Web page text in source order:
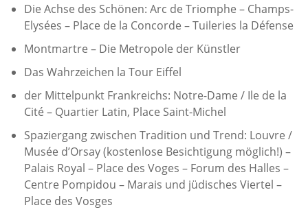
Die Achse des Schönen: Arc de Triomphe – Champs-
Elysées – Place de la Concorde – Tuileries la Défense
Montmartre – Die Metropole der Künstler
Das Wahrzeichen la Tour Eiffel
der Mittelpunkt Frankreichs: Notre-Dame / Ile de la
Cité – Quartier Latin, Place Saint-Michel
Spaziergang zwischen Tradition und Trend: Louvre /
Musée d’Orsay (kostenlose Besichtigung möglich!) –
Palais Royal – Place des Voges – Forum des Halles –
Centre Pompidou – Marais und jüdisches Viertel –
Place des Vosges